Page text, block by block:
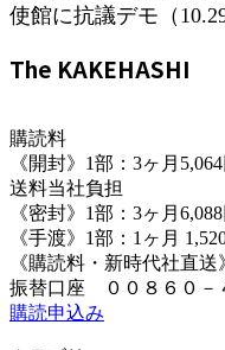
使館に抗議デモ（10.29
The KAKEHASHI
購読料
《開封》1部：3ヶ月
送料当社負担
《密封》1部：3ヶ月6,088
《手渡》1部：1ヶ月
《購読料・新時代社直送
振替口座 ００８６０
購読申込み